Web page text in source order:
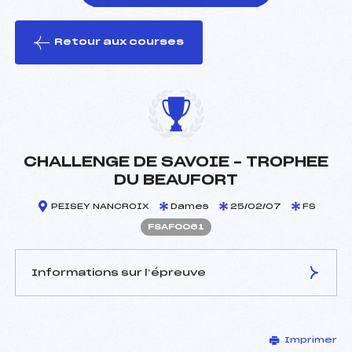
le ski
Retour aux courses
CHALLENGE DE SAVOIE – TROPHEE
DU BEAUFORT
PEISEY NANCROIX Dames 25/02/07 FS
FSAF0061
Informations sur l’épreuve
RAMIERE BERNARD (SA)
Imprimer